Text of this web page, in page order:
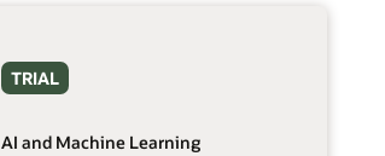
TRIAL
AI and Machine Learning